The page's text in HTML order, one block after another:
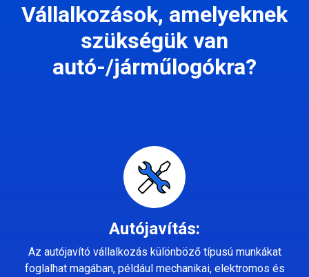
Vállalkozások, amelyeknek
szükségük van
autó-/járműlogókra?
Autójavítás:
Az autójavító vállalkozás különböző típusú munkákat
foglalhat magában, például mechanikai, elektromos és